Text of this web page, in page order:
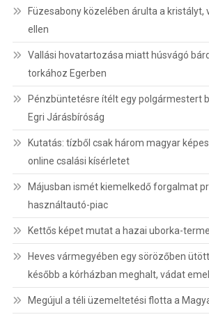
Füzesabony közelében árulta a kristályt,
ellen
Vallási hovatartozása miatt húsvágó
torkához Egerben
Pénzbüntetésre ítélt egy polgármestert
Egri Járásbíróság
Kutatás: tízből csak három magyar
online csalási kísérletet
Májusban ismét kiemelkedő forgalmat
használtautó-piac
Kettős képet mutat a hazai uborka-
Heves vármegyében egy sörözőben
később a kórházban meghalt, vádat
Megújul a téli üzemeltetési flotta a